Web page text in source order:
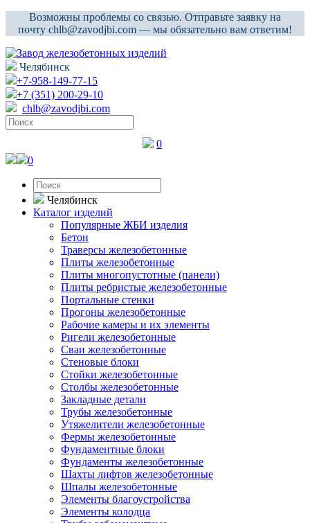
Возможны проблемы со связью. Отправьте заявку на
почту chlb@zavodjbi.com — мы обязательно вам ответим!
Челябинск
+7-958-149-77-15
+7 (351) 200-29-10
chlb@zavodjbi.com
0
0
Челябинск
Каталог изделий
Популярные ЖБИ изделия
Бетон
Траверсы железобетонные
Плиты железобетонные
Плиты многопустотные (панели)
Плиты ребристые железобетонные
Портальные стенки
Прогоны железобетонные
Рабочие камеры и их элементы
Ригели железобетонные
Сваи железобетонные
Стеновые блоки
Стойки железобетонные
Столбы железобетонные
Закладные детали
Трубы железобетонные
Утяжелители железобетонные
Фермы железобетонные
Фундаментные блоки
Фундаменты железобетонные
Шахты лифтов железобетонные
Шпалы железобетонные
Элементы благоустройства
Элементы колодца